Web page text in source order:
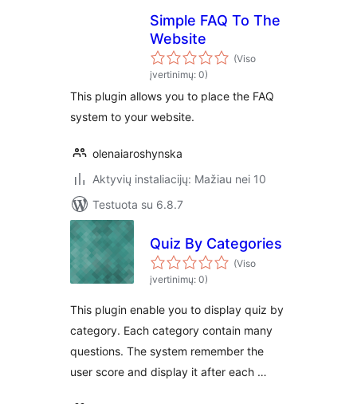
Simple FAQ To The
Website
(Viso
įvertinimų: 0)
This plugin allows you to place the FAQ
system to your website.
olenaiaroshynska
Aktyvių instaliacijų: Mažiau nei 10
Testuota su 6.8.7
Quiz By Categories
(Viso
įvertinimų: 0)
This plugin enable you to display quiz by
category. Each category contain many
questions. The system remember the
user score and display it after each …